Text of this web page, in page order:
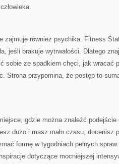
zajmuje również psychika. Fitness
jeśli brakuje wytrwałości. Dlatego
sobie ze spadkiem chęci, jak wracać
Strona przypomina, że postęp to
gdzie można znaleźć podejście
dużo i masz mało czasu, docenisz
formę w tygodniach pełnych
dotyczące mocniejszej